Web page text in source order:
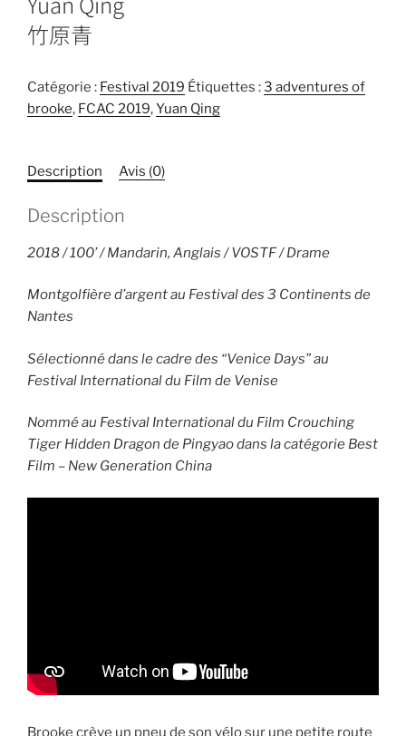
竹原青
Catégorie : Festival 2019 Étiquettes :3 adventures of
brooke, FCAC 2019,Yuan Qing
Description Avis (0)
Description
2018 / 100’ / Mandarin, Anglais / VOSTF / Drame
Montgolfière d’argent au Festival des 3 Continents de
Nantes
Sélectionné dans le cadre des “Venice Days” au
Festival International du Film de Venise
Nommé au Festival International du Film Crouching
Tiger Hidden Dragon de Pingyao dans la catégorie Best
Film – New Generation China
Brooke crève un pneu de son vélo sur une petite route